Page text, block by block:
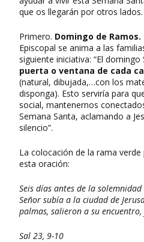
que os llegarán por otros lados.
Primero. Domingo de Ramos.
Episcopal se anima a las
siguiente iniciativa: “El domingo
puerta o ventana de cada
(natural, dibujada,…con los
disponga). Esto serviría para
social, mantenernos
Semana Santa, aclamando a
silencio”.
La colocación de la rama
esta oración:
Seis días antes de la
Señor subía a la ciudad de
palmas, salieron a su
Sal 23, 9-10